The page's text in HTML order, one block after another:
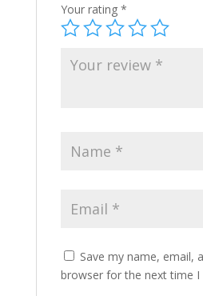
Your rating *
Save my name, email,
browser for the next time I